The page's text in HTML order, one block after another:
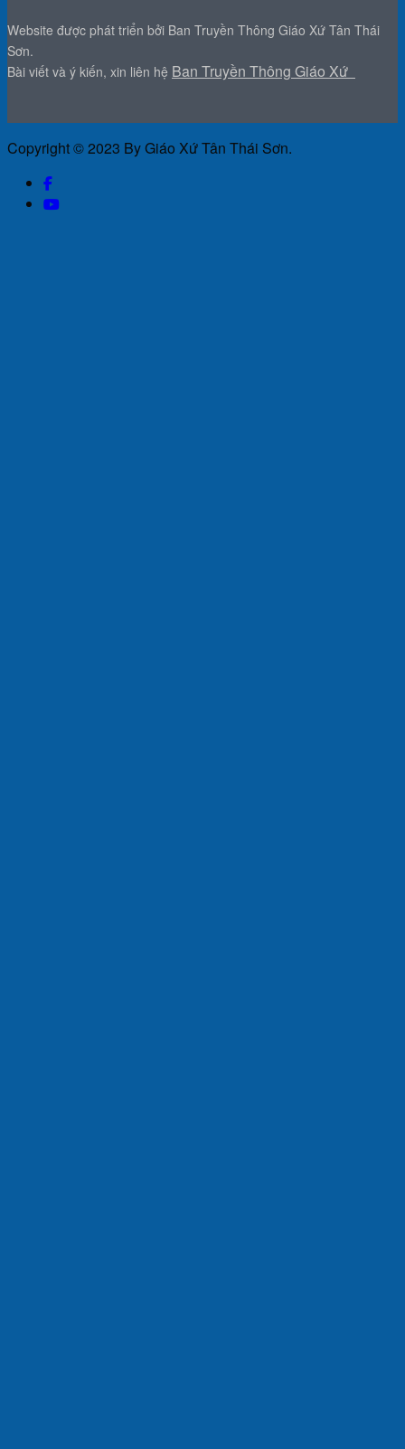
Website được phát triển bởi Ban Truyền Thông Giáo Xứ Tân Thái
Sơn.
Bài viết và ý kiến, xin liên hệ Ban Truyền Thông Giáo Xứ
Copyright © 2023 By Giáo Xứ Tân Thái Sơn.